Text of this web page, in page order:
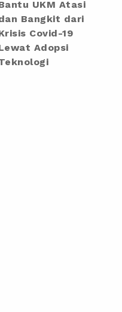
UKM Atasi
Bangkit dari
Covid-19
Adopsi